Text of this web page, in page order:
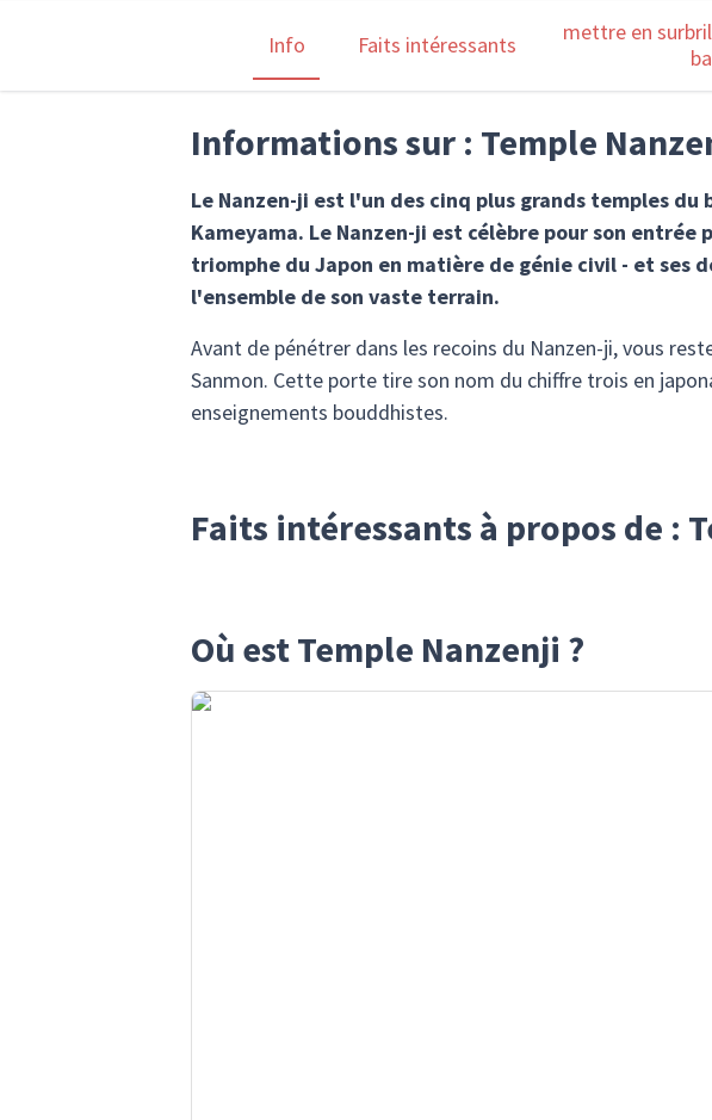
Info Faits intéressants
mettre en
Informations sur : Temple
Le Nanzen-ji est l'un des cinq plus grands temples
Kameyama. Le Nanzen-ji est célèbre pour son
triomphe du Japon en matière de génie civil - et ses
l'ensemble de son vaste terrain.
Avant de pénétrer dans les recoins du Nanzen-ji, vous
Sanmon. Cette porte tire son nom du chiffre trois en
enseignements bouddhistes.
Faits intéressants à propos de :
Où est Temple Nanzenji ?